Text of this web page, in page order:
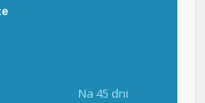
Na 45 dni